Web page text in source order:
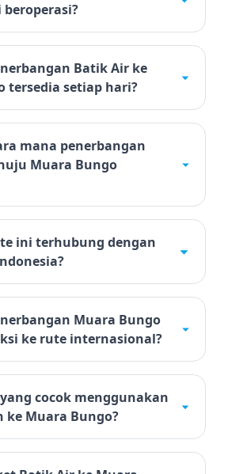
Batik Air ke
tersedia setiap hari?
mana penerbangan
Muara Bungo
ini terhubung dengan
Muara Bungo
ke rute internasional?
cocok menggunakan
ke Muara Bungo?